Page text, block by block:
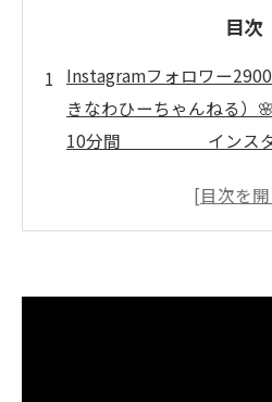
目次
Instagramフォロワー
きなわひーちゃんねる）
10分間 インスタラ
の、 「介護予防の